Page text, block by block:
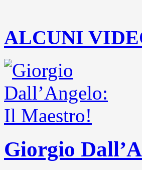
ALCUNI
Giorgio